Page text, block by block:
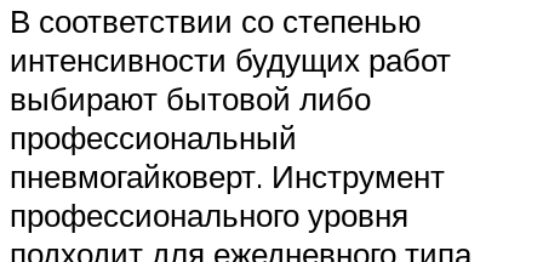
В соответствии со степенью
интенсивности будущих работ
выбирают бытовой либо
профессиональный
пневмогайковерт. Инструмент
профессионального уровня
подходит для ежедневного типа